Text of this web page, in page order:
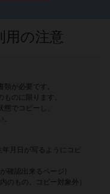
用の注意
が必要です。
ものに限ります。
態でコピーし、
月日が写るようにコピ
確認出来るページ)
のもの。コピー対象外）